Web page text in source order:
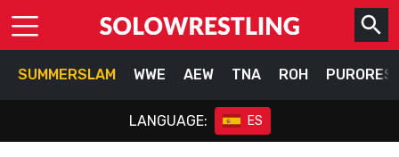
SUMMERSLAM WWE AEW TNA ROH
LANGUAGE: ES